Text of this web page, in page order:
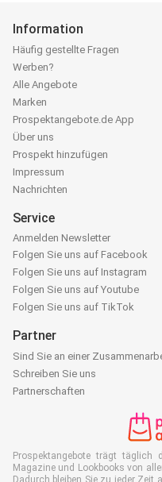
Information
Häufig gestellte Fragen
Werben?
Alle Angebote
Marken
Prospektangebote.de App
Über uns
Prospekt hinzufügen
Impressum
Nachrichten
Service
Anmelden Newsletter
Folgen Sie uns auf Facebook
Folgen Sie uns auf Instagram
Folgen Sie uns auf Youtube
Folgen Sie uns auf TikTok
Partner
Sind Sie an einer
Schreiben Sie uns
Partnerschaften
Prospektangebote trägt täglich
Magazine und Lookbooks von
Dadurch bleiben Sie zu jeder Zeit